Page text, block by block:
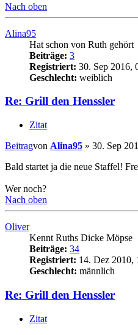
Nach oben
Alina95
Hat schon von Ruth gehört
Beiträge: 3
Registriert: 30. Sep 2016,
Geschlecht: weiblich
Re: Grill den Henssler
Zitat
Beitragvon Alina95 » 30. Sep
Bald startet ja die neue Staffel!
Wer noch?
Nach oben
Oliver
Kennt Ruths Dicke Möpse
Beiträge: 34
Registriert: 14. Dez 2010,
Geschlecht: männlich
Re: Grill den Henssler
Zitat